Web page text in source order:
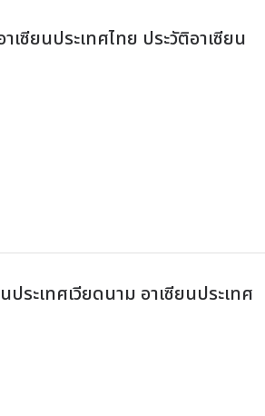
เซียนประเทศไทย ประวัติอาเซียน
ประเทศเวียดนาม อาเซียนประเทศ